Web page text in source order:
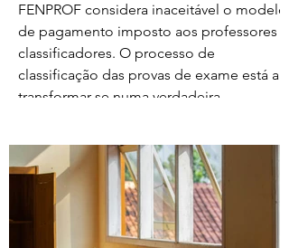
FENPROF considera inaceitável o modelo
de pagamento imposto aos professores
classificadores. O processo de
classificação das provas de exame está a
transformar-se numa verdadeira
desorganização que marcaram este
processo, o Governo e o Ministério da
Educação, Ciência e Inovação parecem
querer acrescentar uma nova dimensão